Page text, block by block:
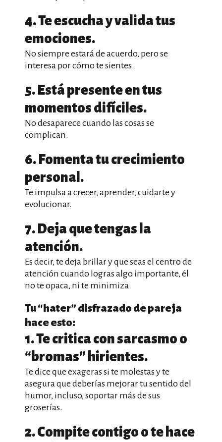
4. Te escucha y valida tus
emociones.
No siempre estará de acuerdo, pero se
interesa por cómo te sientes.
5. Está presente en tus
momentos difíciles.
No desaparece cuando las cosas se
complican.
6. Fomenta tu crecimiento
personal.
Te impulsa a crecer, aprender, cuidarte y
evolucionar.
7. Deja que tengas la
atención.
Es decir, te deja brillar y que seas el centro de
atención cuando logras algo importante, él
no te opaca, ni te minimiza.
Tu “hater” disfrazado de pareja
hace esto:
1. Te critica con sarcasmo o
“bromas” hirientes.
Te dice que exageras si te molestas y te
asegura que deberías mejorar tu sentido del
humor, incluso, soportar más de sus
groserías.
2. Compite contigo o te hace